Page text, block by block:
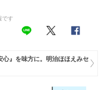
です
心』を味方に。明治ほほえみセ